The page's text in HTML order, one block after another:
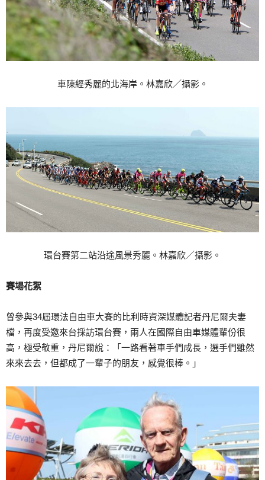
車陳經秀麗的北海岸。林嘉欣／攝影。
環台賽第二站沿途風景秀麗。林嘉欣／攝影。
賽場花絮
曾參與34屆環法自由車大賽的比利時資深媒體記者丹尼爾夫妻
檔，再度受邀來台採訪環台賽，兩人在國際自由車媒體輩份很
高，極受敬重，丹尼爾說：「一路看著車手們成長，選手們雖然
來來去去，但都成了一輩子的朋友，感覺很棒。」